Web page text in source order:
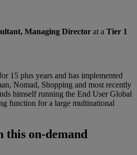
Managing Director at a Tier 1
15 plus years and has implemented
Nomad, Shopping and most recently
himself running the End User Global
function for a large multinational
this on-demand